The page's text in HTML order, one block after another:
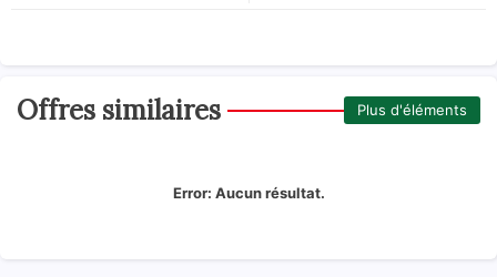
Offres similaires Plus d'éléments
Error: Aucun résultat.